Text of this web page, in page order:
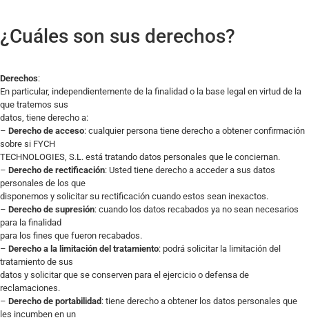
¿Cuáles son sus derechos?
Derechos:
En particular, independientemente de la finalidad o la base legal en virtud de la
que tratemos sus
datos, tiene derecho a:
– Derecho de acceso: cualquier persona tiene derecho a obtener confirmación
sobre si FYCH
TECHNOLOGIES, S.L. está tratando datos personales que le conciernan.
– Derecho de rectificación: Usted tiene derecho a acceder a sus datos
personales de los que
disponemos y solicitar su rectificación cuando estos sean inexactos.
– Derecho de supresión: cuando los datos recabados ya no sean necesarios
para la finalidad
para los fines que fueron recabados.
– Derecho a la limitación del tratamiento: podrá solicitar la limitación del
tratamiento de sus
datos y solicitar que se conserven para el ejercicio o defensa de
reclamaciones.
– Derecho de portabilidad : tiene derecho a obtener los datos personales que
les incumben en un